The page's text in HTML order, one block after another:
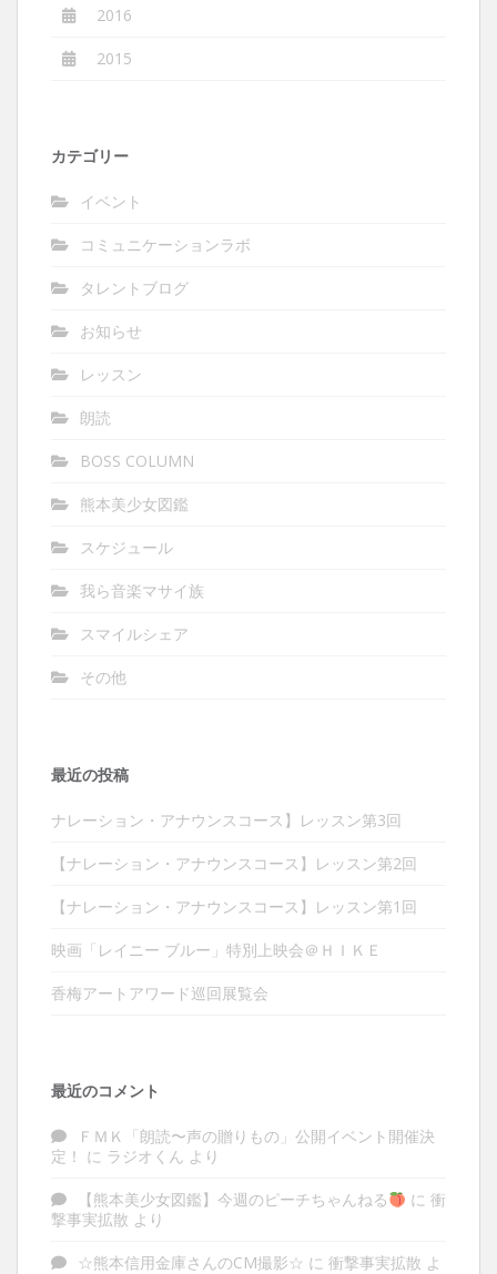
2016
2015
カテゴリー
イベント
コミュニケーションラボ
タレントブログ
お知らせ
レッスン
朗読
BOSS COLUMN
熊本美少女図鑑
スケジュール
我ら音楽マサイ族
スマイルシェア
その他
最近の投稿
ナレーション・アナウンスコース】レッスン第3回
【ナレーション・アナウンスコース】レッスン第2回
【ナレーション・アナウンスコース】レッスン第1回
映画「レイニー ブルー」特別上映会＠ＨＩＫＥ
香梅アートアワード巡回展覧会
最近のコメント
ＦＭＫ「朗読〜声の贈りもの」公開イベント開催決
定！ に ラジオくん より
【熊本美少女図鑑】今週のピーチちゃんねる に 衝
撃事実拡散 より
☆熊本信用金庫さんのCM撮影☆ に 衝撃事実拡散 よ